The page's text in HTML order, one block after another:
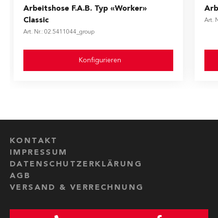
Arbeitshose F.A.B. Typ «Worker»
Classic
Art. Nr.: 02.5411044_group
The price depends on the options chosen on the
Konfigurieren
Art.
KONTAKT
IMPRESSUM
DATENSCHUTZERKLÄRUNG
AGB
VERSAND & VERRECHNUNG